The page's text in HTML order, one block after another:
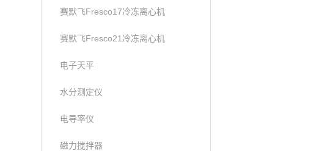
赛默飞Fresco17冷冻离心机
赛默飞Fresco21冷冻离心机
电子天平
水分测定仪
电导率仪
磁力搅拌器